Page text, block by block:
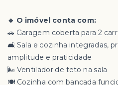
🔹 O imóvel conta com:
🚗 Garagem coberta para 2
🛋️ Sala e cozinha integradas,
amplitude e praticidade
🌬️ Ventilador de teto na sala
🍽️ Cozinha com bancada